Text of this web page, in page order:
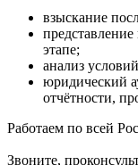
взыскание
этапе;
анализ
юридический
отчётности,
Работаем по всей
Звоните,